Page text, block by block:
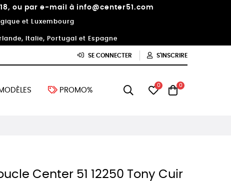
ou par e-mail à info@center51.com
et Luxembourg
Italie, Portugal et Espagne
SE CONNECTER S'INSCRIRE
PROMO%
0 0
Center 51 12250 Tony Cuir